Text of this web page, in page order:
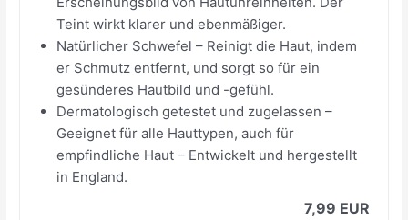
Teint wirkt klarer und ebenmäßiger.
Natürlicher Schwefel – Reinigt die Haut, indem
er Schmutz entfernt, und sorgt so für ein
gesünderes Hautbild und -gefühl.
Dermatologisch getestet und zugelassen –
Geeignet für alle Hauttypen, auch für
empfindliche Haut – Entwickelt und hergestellt
in England.
7,99 EUR